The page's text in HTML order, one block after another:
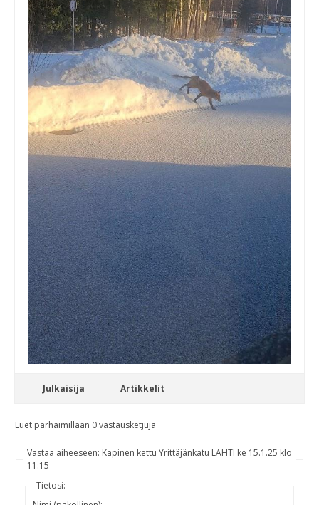
Julkaisija Artikkelit
Luet parhaimillaan 0 vastausketjuja
Vastaa aiheeseen: Kapinen kettu Yrittäjänkatu LAHTI ke 15.1.25 klo
11:15
Tietosi: